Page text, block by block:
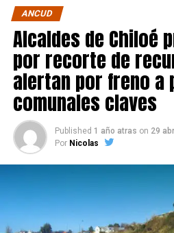
ANCUD
Alcaldes de Chiloé
por recorte de
alertan por freno a
comunales claves
Published 1 año atras on 29
Por Nicolas